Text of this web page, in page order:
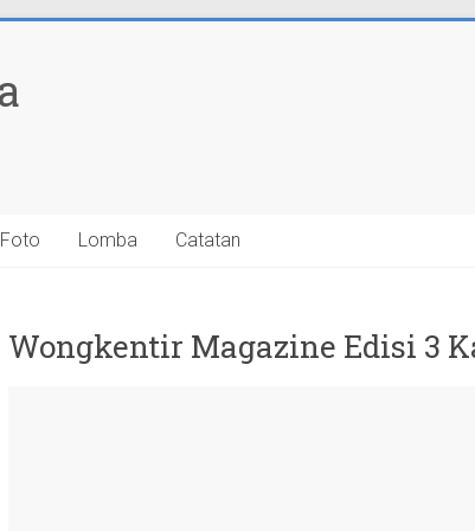
Foto Lomba Catatan
Wongkentir Magazine Edisi 3